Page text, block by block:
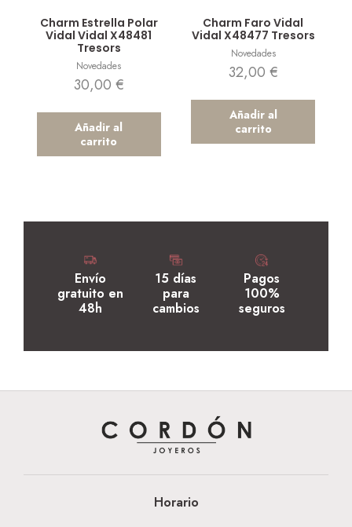
Charm Estrella Polar
Vidal Vidal X48481
Tresors
Novedades
30,00 €
Añadir al
carrito
Charm Faro Vidal
Vidal X48477 Tresors
Novedades
32,00 €
Añadir al
carrito
Envío
gratuito en
48h
15 días
para
cambios
Pagos
100%
seguros
Horario